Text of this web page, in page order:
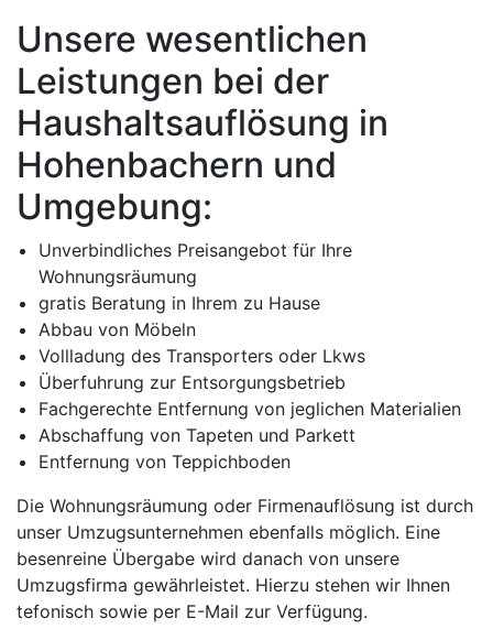
Unsere wesentlichen
Leistungen bei der
Haushaltsauflösung in
Hohenbachern und
Umgebung:
Unverbindliches Preisangebot für Ihre
Wohnungsräumung
gratis Beratung in Ihrem zu Hause
Abbau von Möbeln
Vollladung des Transporters oder Lkws
Überfuhrung zur Entsorgungsbetrieb
Fachgerechte Entfernung von jeglichen Materialien
Abschaffung von Tapeten und Parkett
Entfernung von Teppichboden
Die Wohnungsräumung oder Firmenauflösung ist durch
unser Umzugsunternehmen ebenfalls möglich. Eine
besenreine Übergabe wird danach von unsere
Umzugsfirma gewährleistet. Hierzu stehen wir Ihnen
tefonisch sowie per E-Mail zur Verfügung.